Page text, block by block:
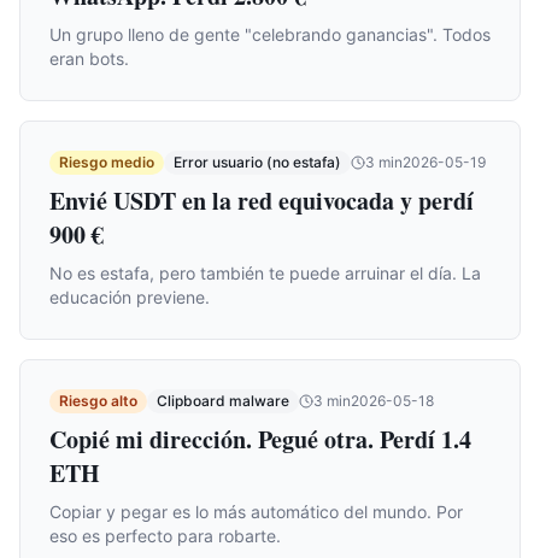
Un grupo lleno de gente "celebrando ganancias". Todos
eran bots.
Riesgo medio Error usuario (no estafa) 3 min2026-05-19
Envié USDT en la red equivocada y perdí
900 €
No es estafa, pero también te puede arruinar el día. La
educación previene.
Riesgo alto Clipboard malware 3 min2026-05-18
Copié mi dirección. Pegué otra. Perdí 1.4
ETH
Copiar y pegar es lo más automático del mundo. Por
eso es perfecto para robarte.